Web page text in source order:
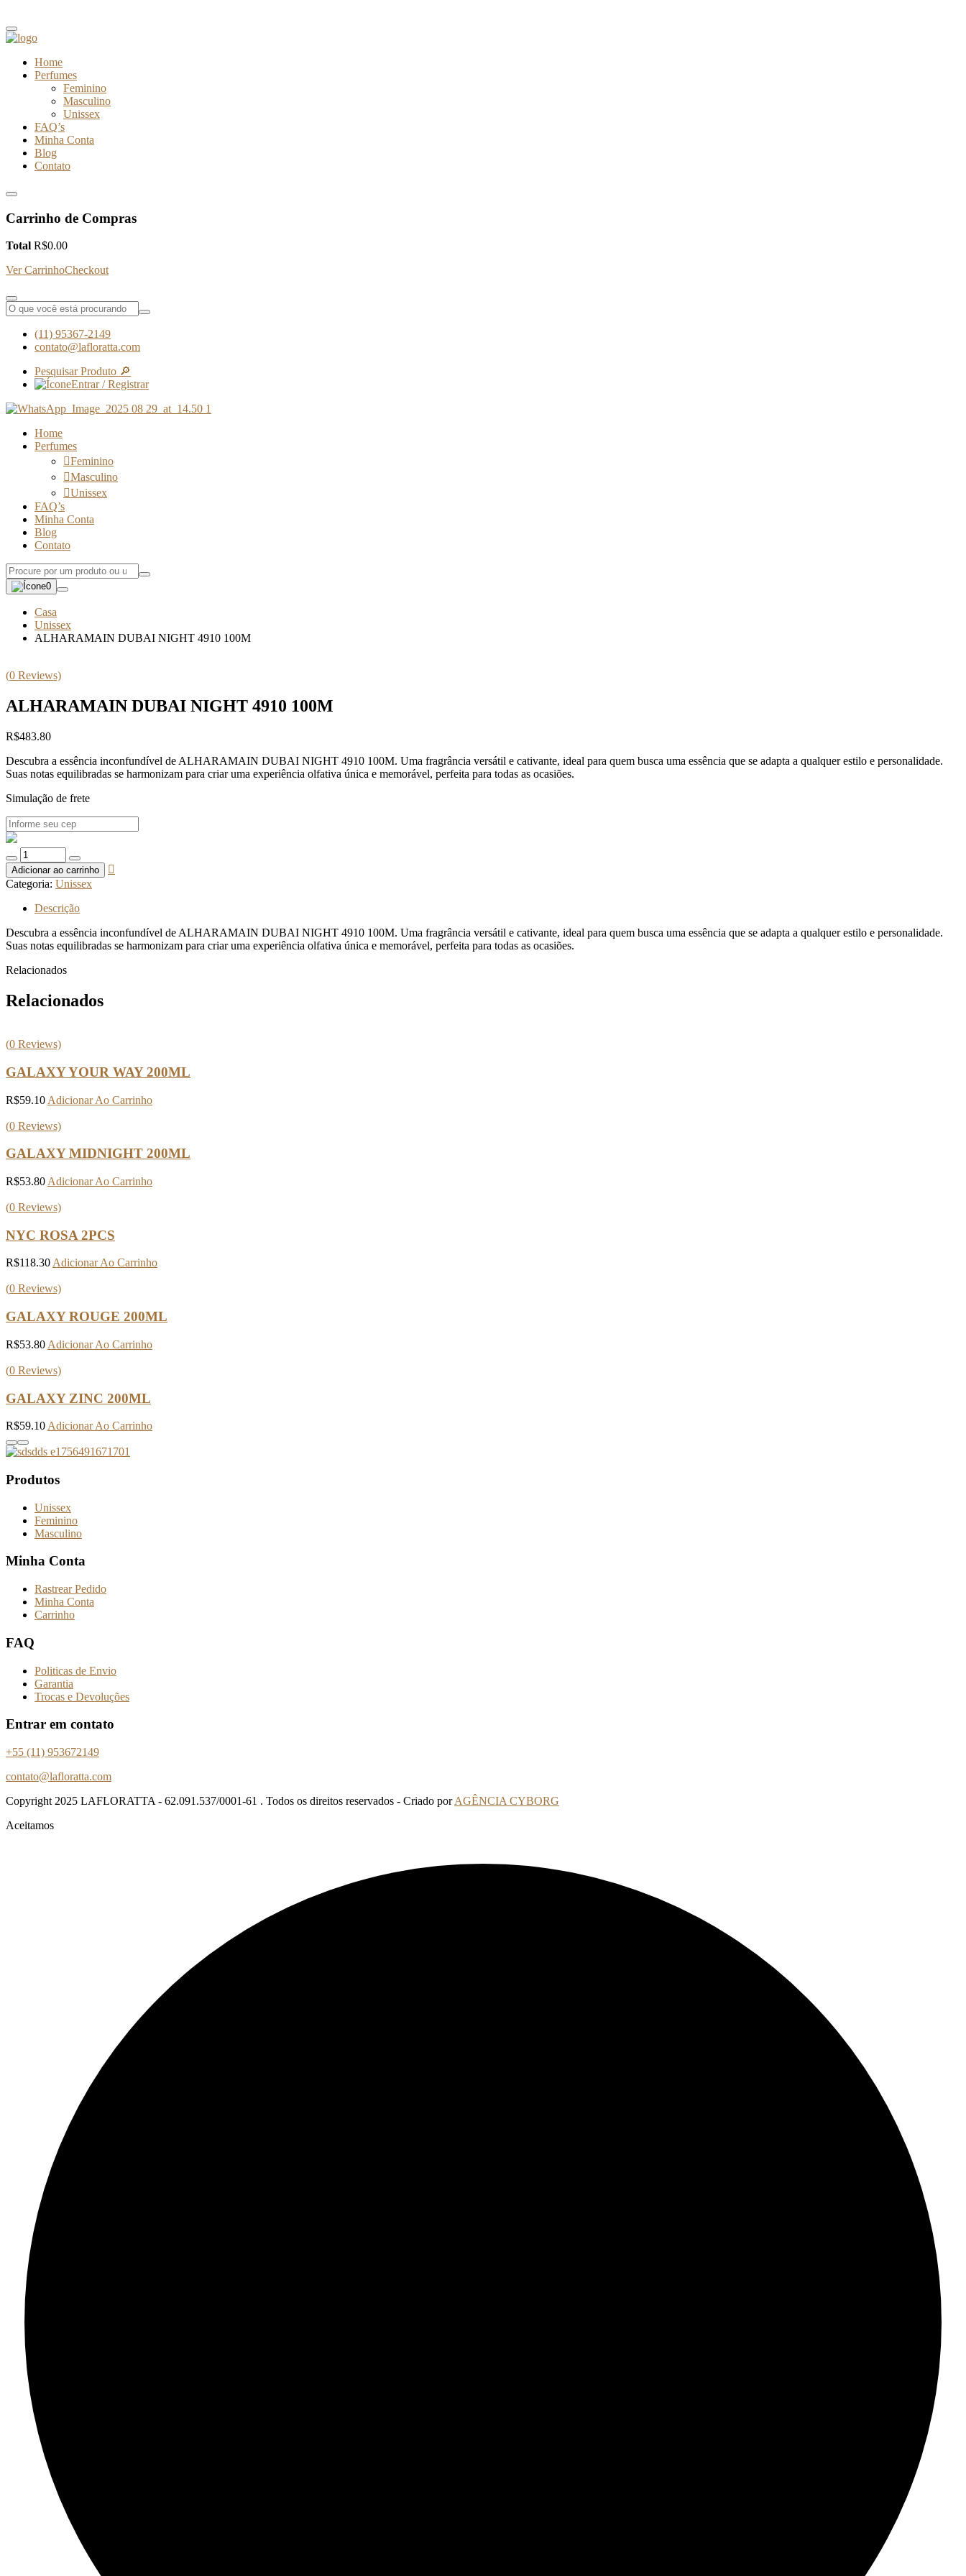
Home
Perfumes
Feminino
Masculino
Unissex
FAQ’s
Minha Conta
Blog
Contato
Carrinho de Compras
Total R$0.00
Ver CarrinhoCheckout
(11) 95367-2149
contato@lafloratta.com
Pesquisar Produto 🔎
Entrar / Registrar
Home
Perfumes
Feminino
Masculino
Unissex
FAQ’s
Minha Conta
Blog
Contato
0
Casa
Unissex
ALHARAMAIN DUBAI NIGHT 4910 100M
(0 Reviews)
ALHARAMAIN DUBAI NIGHT 4910 100M
R$483.80
Descubra a essência inconfundível de ALHARAMAIN DUBAI NIGHT 4910 100M. Uma fragrância versátil e cativante, ideal para quem busca uma essência que se adapta a qualquer estilo e personalidade.
Suas notas equilibradas se harmonizam para criar uma experiência olfativa única e memorável, perfeita para todas as ocasiões.
Simulação de frete
Quantidade
de
ALHARAMAIN
DUBAI
NIGHT
100M
Adicionar ao carrinho
Categoria: Unissex
Descrição
Descubra a essência inconfundível de ALHARAMAIN DUBAI NIGHT 4910 100M. Uma fragrância versátil e cativante, ideal para quem busca uma essência que se adapta a qualquer estilo e personalidade.
Suas notas equilibradas se harmonizam para criar uma experiência olfativa única e memorável, perfeita para todas as ocasiões.
Relacionados
Relacionados
(0 Reviews)
GALAXY YOUR WAY 200ML
R$59.10 Adicionar Ao Carrinho
(0 Reviews)
GALAXY MIDNIGHT 200ML
R$53.80 Adicionar Ao Carrinho
(0 Reviews)
NYC ROSA 2PCS
R$118.30 Adicionar Ao Carrinho
(0 Reviews)
GALAXY ROUGE 200ML
R$53.80 Adicionar Ao Carrinho
(0 Reviews)
GALAXY ZINC 200ML
R$59.10 Adicionar Ao Carrinho
Produtos
Unissex
Feminino
Masculino
Minha Conta
Rastrear Pedido
Minha Conta
Carrinho
FAQ
Politicas de Envio
Garantia
Trocas e Devoluções
Entrar em contato
+55 (11) 953672149
contato@lafloratta.com
Copyright 2025 LAFLORATTA - 62.091.537/0001-61 . Todos os direitos reservados - Criado porAGÊNCIA CYBORG
Aceitamos